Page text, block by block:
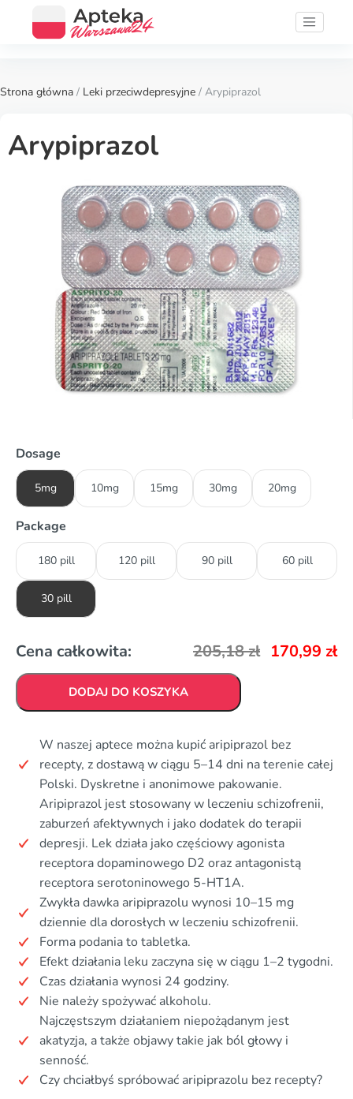
Strona główna / Leki przeciwdepresyjne / Arypiprazol
Arypiprazol
Dosage
5mg 10mg 15mg 30mg 20mg
Package
180 pill 120 pill 90 pill 60 pill
30 pill
Cena całkowita: 205,18zł 170,99 zł
DODAJ DO KOSZYKA
W naszej aptece można kupić aripiprazol bez
recepty, z dostawą w ciągu 5–14 dni na terenie całej
Polski. Dyskretne i anonimowe pakowanie.
Aripiprazol jest stosowany w leczeniu schizofrenii,
zaburzeń afektywnych i jako dodatek do terapii
depresji. Lek działa jako częściowy agonista
receptora dopaminowego D2 oraz antagonistą
receptora serotoninowego 5-HT1A.
Zwykła dawka aripiprazolu wynosi 10–15 mg
dziennie dla dorosłych w leczeniu schizofrenii.
Forma podania to tabletka.
Efekt działania leku zaczyna się w ciągu 1–2 tygodni.
Czas działania wynosi 24 godziny.
Nie należy spożywać alkoholu.
Najczęstszym działaniem niepożądanym jest
akatyzja, a także objawy takie jak ból głowy i
senność.
Czy chciałbyś spróbować aripiprazolu bez recepty?